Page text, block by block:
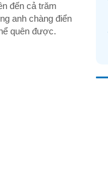
đến cả trăm
anh chàng điển
quên được.